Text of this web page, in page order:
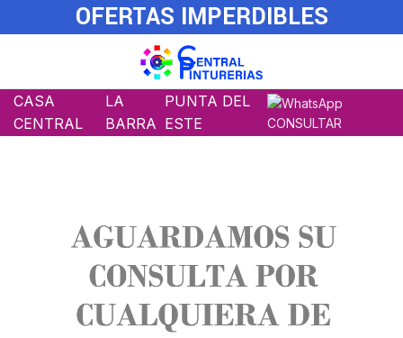
OFERTAS IMPERDIBLES
CASA
CENTRAL
LA
BARRA
PUNTA DEL
ESTE
CONSULTAR